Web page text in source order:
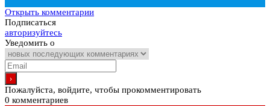
Открыть комментарии
Подписаться
авторизуйтесь
Уведомить о
Пожалуйста, войдите, чтобы прокомментировать
0 комментариев